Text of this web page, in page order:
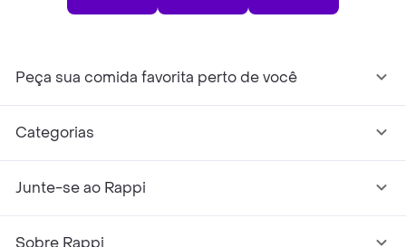
Peça sua comida favorita perto de você
Categorias
Junte-se ao Rappi
Sobre Rappi